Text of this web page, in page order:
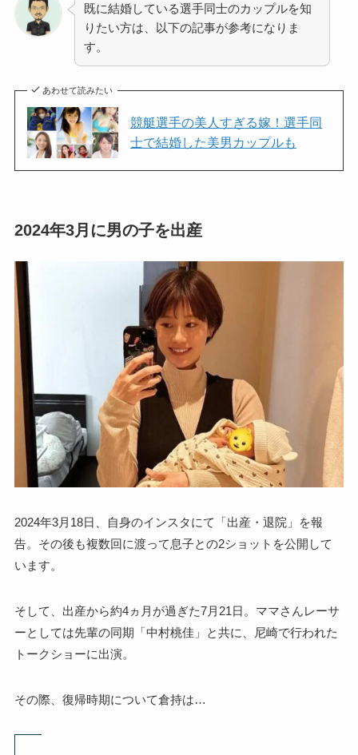
既に結婚している選手同士のカップルを知
りたい方は、以下の記事が参考になりま
す。
あわせて読みたい
競艇選手の美人すぎる嫁！選手同
士で結婚した美男カップルも
2024年3月に男の子を出産
2024年3月18日、自身のインスタにて「出産・退院」を報
告。その後も複数回に渡って息子との2ショットを公開して
います。
そして、出産から約4ヵ月が過ぎた7月21日。ママさんレーサ
ーとしては先輩の同期「中村桃佳」と共に、尼崎で行われた
トークショーに出演。
その際、復帰時期について倉持は…